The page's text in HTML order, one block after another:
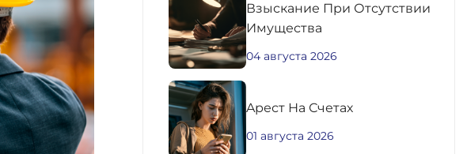
Взыскание При Отсутствии
Имущества
04 августа 2026
Aрест На Счетах
01 августа 2026